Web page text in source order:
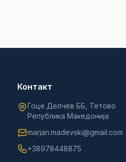
Контакт
Гоце Делчев ББ, Тетово
Република Македонија
marjan.madevski@gmail.com
+38978448875